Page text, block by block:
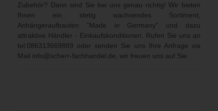
Zubehör? Dann sind Sie bei uns genau richtig! Wir bieten
Ihnen ein stetig wachsendes Sortiment,
Anhängeraufbauten "Made in Germany" und dazu
attraktive Händler - Einkaufskonditionen. Rufen Sie uns an
tel:086313669889 oder senden Sie uns Ihre Anfrage via
Mail info@scherr-fachhandel.de , wir freuen uns auf Sie.